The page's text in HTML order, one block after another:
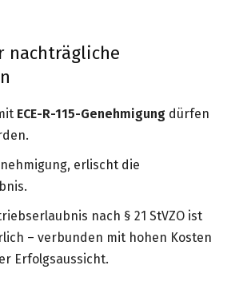
nachträgliche
ECE-R-115-Genehmigung dürfen
erlischt die
nach § 21 StVZO ist
– verbunden mit hohen Kosten
Erfolgsaussicht.